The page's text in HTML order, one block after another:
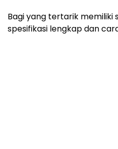
Bagi yang tertarik memiliki
spesifikasi lengkap dan